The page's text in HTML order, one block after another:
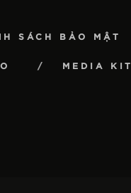
SÁCH BẢO MẬT
MEDIA KIT